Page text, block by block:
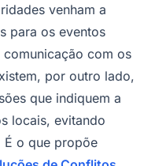
venham a
para os eventos
com os
por outro lado,
que indiquem a
locais, evitando
o que propõe